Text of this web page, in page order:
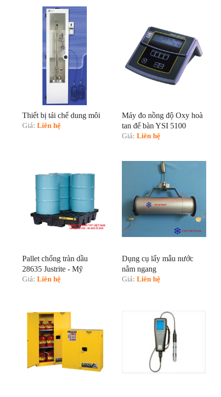
Thiết bị tái chế dung môi
Giá: Liên hệ
Máy đo nồng độ Oxy hoà
tan để bàn YSI 5100
Giá: Liên hệ
Pallet chống tràn dầu
28635 Justrite - Mỹ
Giá: Liên hệ
Dụng cụ lấy mẫu nước
nằm ngang
Giá: Liên hệ